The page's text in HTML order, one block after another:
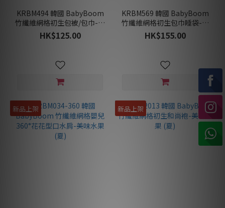
KRBM494 韓國 BabyBoom
竹纖維網格初生包被/包巾-美
味水果 (夏)
HK$125.00
KRBM569 韓國 BabyBoom
竹纖維網格初生包巾睡袋-美
味水果 (夏)
HK$155.00
新品上架 新品上架